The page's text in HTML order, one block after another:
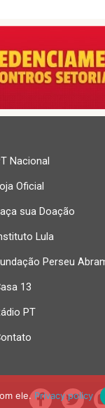
Nacional
Oficial
sua Doação
Lula
Perseu
13
PT
ele.Privacy policy